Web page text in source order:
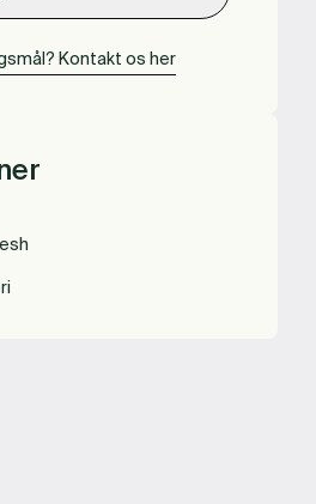
Kontakt os her